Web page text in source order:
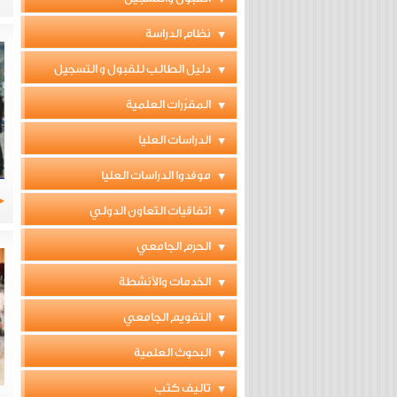
نظام الدراسة
دليل الطالب للقبول و التسجيل
المقرّرات العلمية
الدراسات العليا
موفدوا الدراسات العليا
اتفاقيات التعاون الدولي
الحرم الجامعي
الخدمات والأنشطة
التقويم الجامعي
البحوث العلمية
تاليف كتب